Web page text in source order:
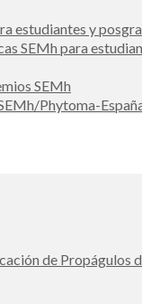
estudiantes y
SEMh para
SEMh
Phytoma-
de Propágulos